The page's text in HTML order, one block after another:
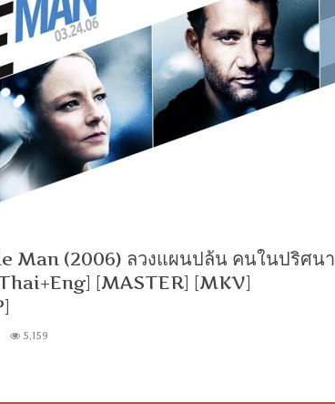
Man (2006) ลวงแผนปล้น คนในปริศนา
[MASTER] [MKV]
5,159